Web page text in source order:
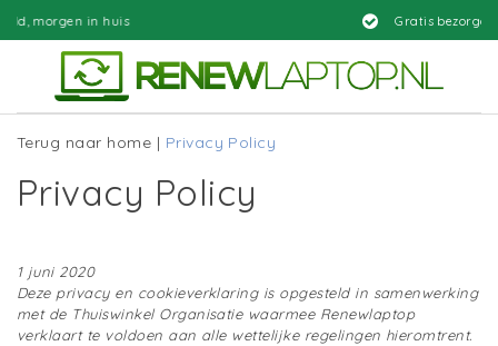
Gratis bezorgd
Terug naar home | Privacy Policy
Privacy Policy
1 juni 2020
Deze privacy en cookieverklaring is opgesteld in samenwerking
met de Thuiswinkel Organisatie waarmee Renewlaptop
verklaart te voldoen aan alle wettelijke regelingen hieromtrent.